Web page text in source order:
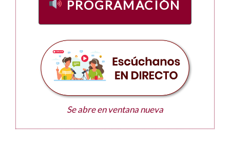
PROGRAMACIÓN
Se abre en ventana nueva